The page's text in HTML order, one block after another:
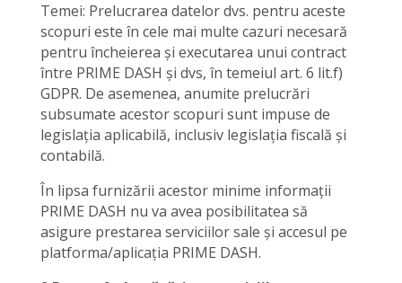
Temei: Prelucrarea datelor dvs. pentru aceste
scopuri este în cele mai multe cazuri necesară
pentru încheierea și executarea unui contract
între PRIME DASH și dvs, în temeiul art. 6 lit.f)
GDPR. De asemenea, anumite prelucrări
subsumate acestor scopuri sunt impuse de
legislația aplicabilă, inclusiv legislația fiscală și
contabilă.
În lipsa furnizării acestor minime informații
PRIME DASH nu va avea posibilitatea să
asigure prestarea serviciilor sale și accesul pe
platforma/aplicația PRIME DASH.